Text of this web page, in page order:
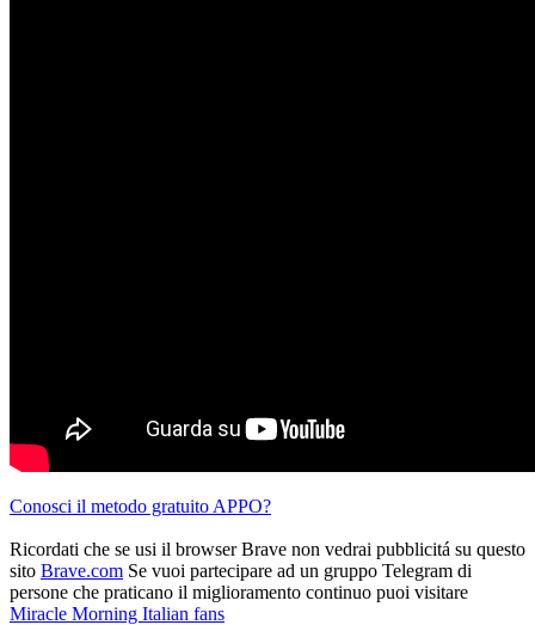
Conosci il metodo gratuito APPO?
Ricordati che se usi il browser Brave non vedrai pubblicitá su questo
sito Brave.com Se vuoi partecipare ad un gruppo Telegram di
persone che praticano il miglioramento continuo puoi visitare
Miracle Morning Italian fans